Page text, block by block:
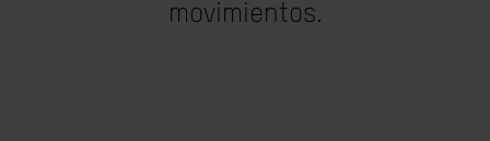
movimientos.